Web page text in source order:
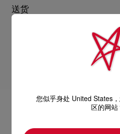
革产品需要深层清洁还是保养护理
您心仪的设计耐用经年。 请小心护
送货
经 DHL Express 送货 - 送货时间：3
部分地区可能需要额外送货时间。
估计送货时间按照加快处理订单计算
专门店恕不处理退货或换货要求。
退回的产品必须完好无损，红鞋底
您似乎身处 United States
区的网站